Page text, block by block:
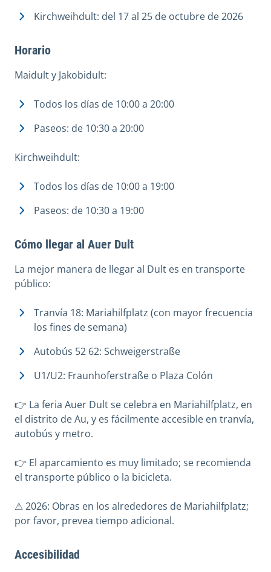
Kirchweihdult: del 17 al 25 de octubre de 2026
Horario
Maidult y Jakobidult:
Todos los días de 10:00 a 20:00
Paseos: de 10:30 a 20:00
Kirchweihdult:
Todos los días de 10:00 a 19:00
Paseos: de 10:30 a 19:00
Cómo llegar al Auer Dult
La mejor manera de llegar al Dult es en transporte
público:
Tranvía 18: Mariahilfplatz (con mayor frecuencia
los fines de semana)
Autobús 52 62: Schweigerstraße
U1/U2: Fraunhoferstraße o Plaza Colón
👉 La feria Auer Dult se celebra en Mariahilfplatz, en
el distrito de Au, y es fácilmente accesible en tranvía,
autobús y metro.
👉 El aparcamiento es muy limitado; se recomienda
el transporte público o la bicicleta.
⚠ 2026: Obras en los alrededores de Mariahilfplatz;
por favor, prevea tiempo adicional.
Accesibilidad